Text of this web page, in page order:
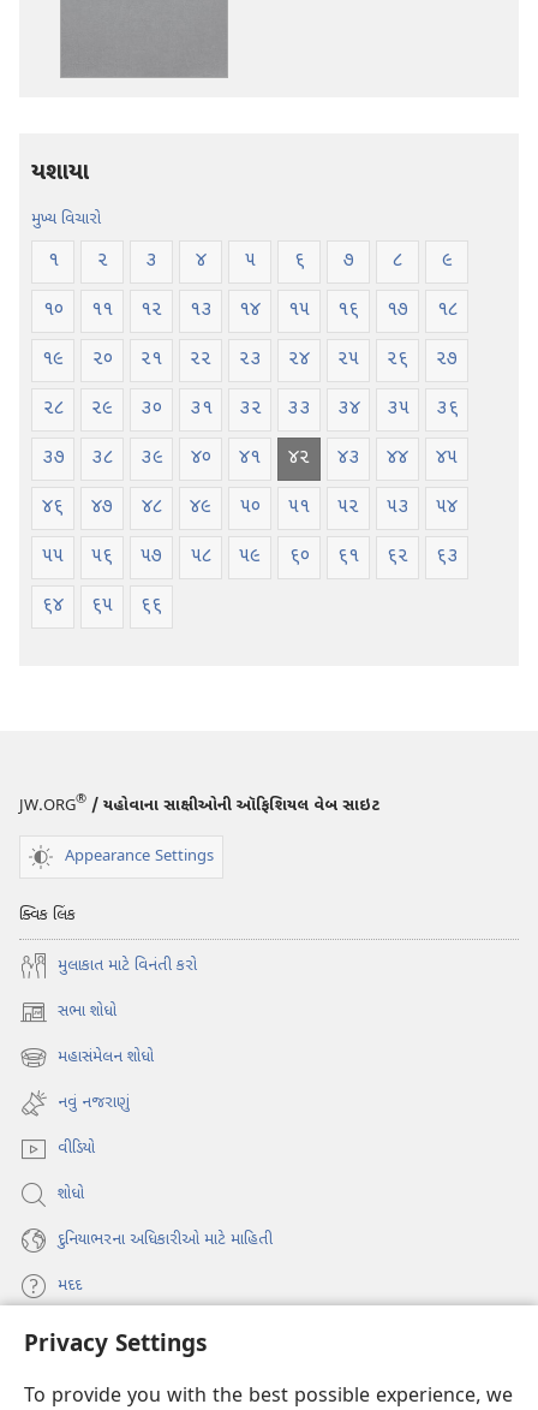
Privacy Settings
To provide you with the best possible experience, we
ભાષાંતરભાષાંતર
યશાયા
મુખ્ય વિચારો
૧ ૨ ૩ ૪ ૫ ૬ ૭ ૮
૯
૧૦
૧૧ ૧૨ ૧૩ ૧૪ ૧૫ ૧૬ ૧૭
૧૮
૧૯
૨૦ ૨૧ ૨૨ ૨૩ ૨૪ ૨૫ ૨૬
૨૭
૨૮
૨૯ ૩૦ ૩૧ ૩૨ ૩૩ ૩૪ ૩૫
૩૬
૩૭
૩૮ ૩૯ ૪૦ ૪૧ ૪૨ ૪૩ ૪૪
૪૫
૪૬
૪૭ ૪૮ ૪૯ ૫૦ ૫૧ ૫૨ ૫૩
૫૪
૫૫
૫૬ ૫૭ ૫૮ ૫૯ ૬૦ ૬૧ ૬૨
૬૩
૬૪
૬૫ ૬૬
JW.ORG® / યહોવાના સાક્ષીઓની ઑફિશિયલ વેબ સાઇટ
Appearance Settings
ક્વિક લિંક
મુલાકાત માટે વિનંતી કરો
સભા શોધો
(opens
new
window)
મહાસંમેલન શોધો
(opens
new
window)
નવું નજરાણું
વીડિયો
શોધો
દુનિયાભરના અધિકારીઓ માટે માહિતી
મદદ
દાન
new